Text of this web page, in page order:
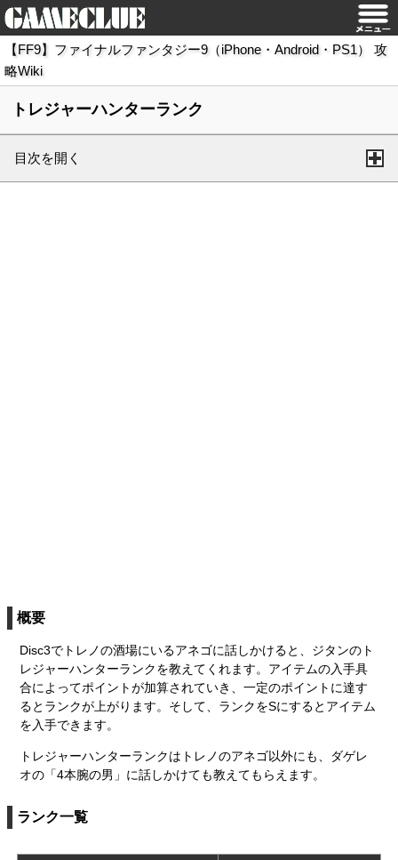
【FF9】ファイナルファンタジー9（iPhone・Android・PS1） 攻
略Wiki
トレジャーハンターランク
目次を開く
概要
Disc3でトレノの酒場にいるアネゴに話しかけると、ジタンのト
レジャーハンターランクを教えてくれます。アイテムの入手具
合によってポイントが加算されていき、一定のポイントに達す
るとランクが上がります。そして、ランクをSにするとアイテム
を入手できます。
トレジャーハンターランクはトレノのアネゴ以外にも、ダゲレ
オの「4本腕の男」に話しかけても教えてもらえます。
ランク一覧